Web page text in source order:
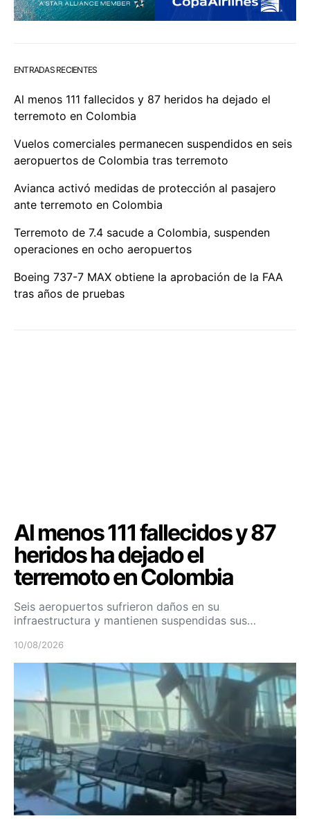
ENTRADAS RECIENTES
Al menos 111 fallecidos y 87 heridos ha dejado el
terremoto en Colombia
Vuelos comerciales permanecen suspendidos en seis
aeropuertos de Colombia tras terremoto
Avianca activó medidas de protección al pasajero
ante terremoto en Colombia
Terremoto de 7.4 sacude a Colombia, suspenden
operaciones en ocho aeropuertos
Boeing 737-7 MAX obtiene la aprobación de la FAA
tras años de pruebas
Al menos 111 fallecidos y 87
heridos ha dejado el
terremoto en Colombia
Seis aeropuertos sufrieron daños en su
infraestructura y mantienen suspendidas sus…
10/08/2026